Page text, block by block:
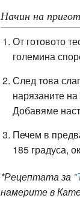
Начин на
От готовото
големина
След това
нарязаните
Добавяме
Печем в
185 градуса,
*Рецептата за
намерите в